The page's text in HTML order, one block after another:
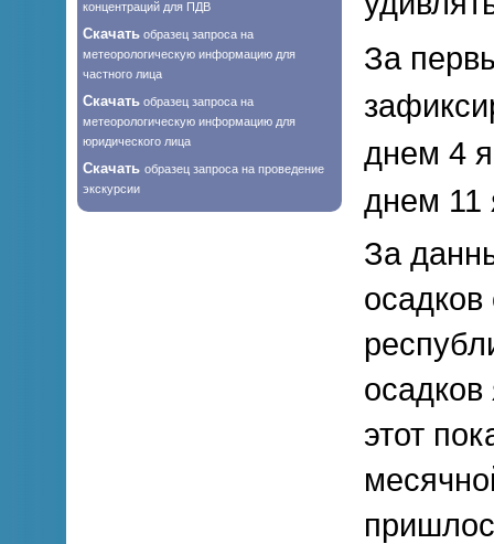
концентраций для ПДВ
Скачать образец запроса на
метеорологическую информацию для
частного лица
Скачать образец запроса на
метеорологическую информацию для
юридического лица
Скачать образец запроса на проведение
экскурсии
За
днем 4
днем 11
За
этот